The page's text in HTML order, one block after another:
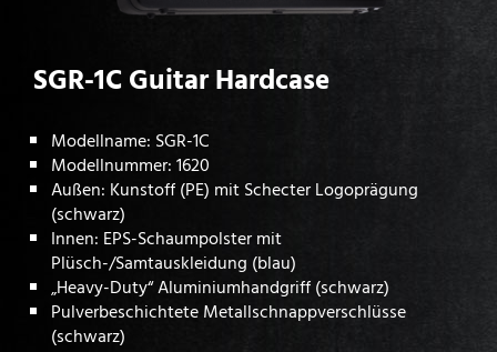
SGR-1C Guitar Hardcase
Modellname: SGR-1C
Modellnummer: 1620
Außen: Kunstoff (PE) mit Schecter Logoprägung
(schwarz)
Innen: EPS-Schaumpolster mit
Plüsch-/Samtauskleidung (blau)
„Heavy-Duty“ Aluminiumhandgriff (schwarz)
Pulverbeschichtete Metallschnappverschlüsse
(schwarz)